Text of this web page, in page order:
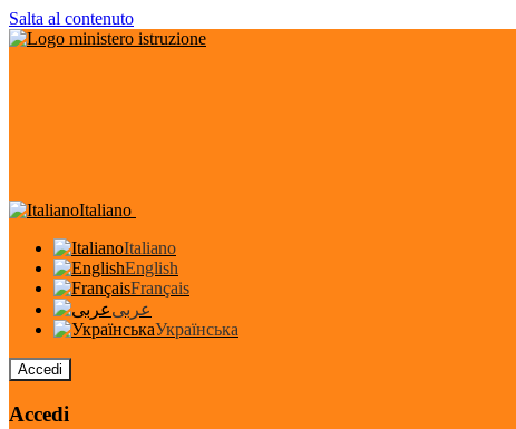
Salta al contenuto
Italiano
Italiano
English
Français
عربى
Українська
Accedi
Accedi